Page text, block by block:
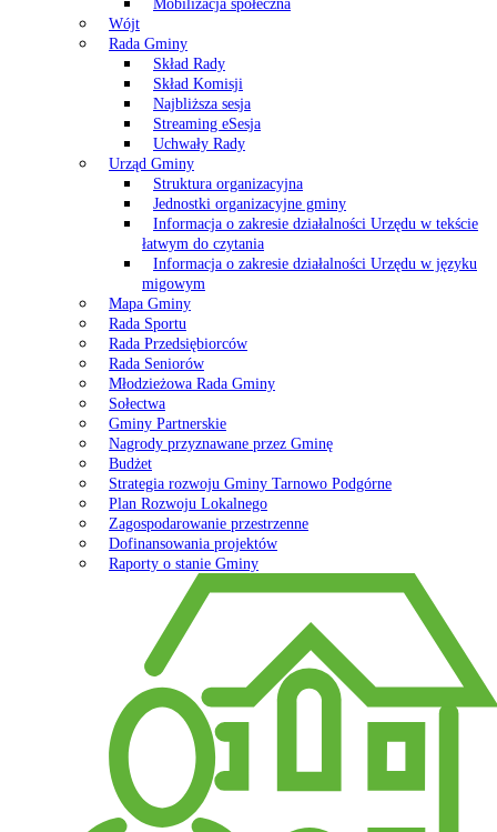
Mobilizacja społeczna
Wójt
Rada Gminy
Skład Rady
Skład Komisji
Najbliższa sesja
Streaming eSesja
Uchwały Rady
Urząd Gminy
Struktura organizacyjna
Jednostki organizacyjne gminy
Informacja o zakresie działalności Urzędu w tekście
łatwym do czytania
Informacja o zakresie działalności Urzędu w języku
migowym
Mapa Gminy
Rada Sportu
Rada Przedsiębiorców
Rada Seniorów
Młodzieżowa Rada Gminy
Sołectwa
Gminy Partnerskie
Nagrody przyznawane przez Gminę
Budżet
Strategia rozwoju Gminy Tarnowo Podgórne
Plan Rozwoju Lokalnego
Zagospodarowanie przestrzenne
Dofinansowania projektów
Raporty o stanie Gminy